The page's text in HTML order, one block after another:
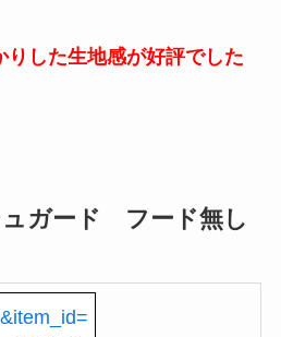
りした生地感が好評でした
ュガード フード無し